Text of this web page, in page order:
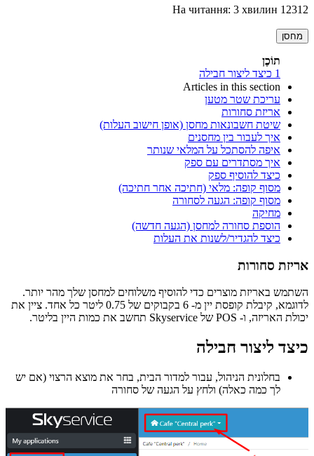
12312 На читання: 3 хвилин
מחסן
תוֹכֶן
1 כיצד ליצור חבילה
Articles in this section
עריכת שטר מטען
אריזת סחורות
שיטת חשבונאות מחסן (אופן חישוב העלות)
איך לעבור בין מחסנים
איפה להסתכל על המלאי שנותר
איך מסתדרים עם ספק
כיצד להוסיף ספק
מסוף קופה: מלאי (חתיכה אחר חתיכה)
מסוף קופה: הגעה לסחורה
מחיקה
הוספת סחורה למחסן (הגעה חדשה)
כיצד להגדיר/לשנות את העלות
אריזת סחורות
השתמש באריזת מוצרים כדי להוסיף משלוחים למחסן שלך מהר יותר.
לדוגמא, קיבלת קופסת יין מ- 6 בקבוקים של 0.75 ליטר כל אחד. ציין את
יכולת האריזה, ו- POS של Skyservice תחשב את כמות היין בליטר.
כיצד ליצור חבילה
בחלונית הניהול, עבור למדור הבית, בחר את מוצא הרצוי (אם יש
לך כמה כאלה) ולחץ על הגעה של סחורה